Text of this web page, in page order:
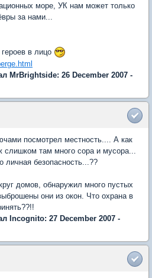
море, УК нам может только
за нами...
в лицо
MrBrightside: 26 December 2007 -
посмотрел местность.... А как
слишком там много сора и мусора...
личная безопасность...??
домов, обнаружил много пустых
они из окон. Что охрана в
Incognito: 27 December 2007 -